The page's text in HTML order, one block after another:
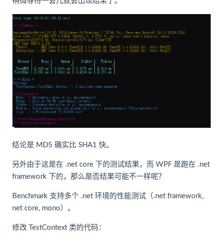
结论是 MD5 确实比 SHA1 快。
另外由于这是在 .net core 下的测试结果，而 WPF 是跑在 .net
framework 下的，那么是否结果可能不一样呢？
Benchmark 支持多个 .net 环境的性能测试（.net framework,
net core, mono）。
修改 TestContext 类的代码：